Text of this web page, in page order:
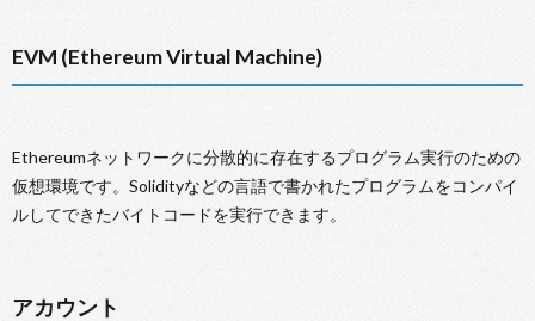
EVM (Ethereum Virtual Machine)
Ethereumネットワークに分散的に存在するプログラム実行のための
仮想環境です。Solidityなどの言語で書かれたプログラムをコンパイ
ルしてできたバイトコードを実行できます。
アカウント